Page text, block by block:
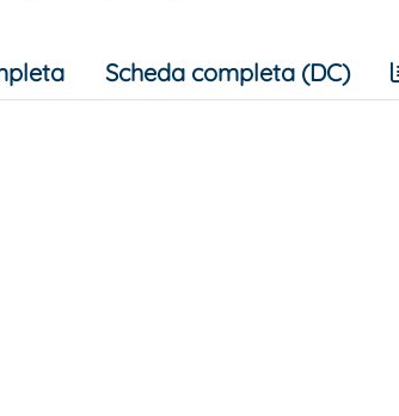
Scheda completa (DC)